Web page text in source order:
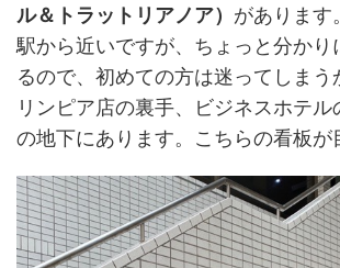
ル＆トラットリアノア） があります。
駅から近いですが、ちょっと分かり
るので、初めての方は迷ってしまう
リンピア店の裏手、ビジネスホテ
の地下にあります。こちらの看板が